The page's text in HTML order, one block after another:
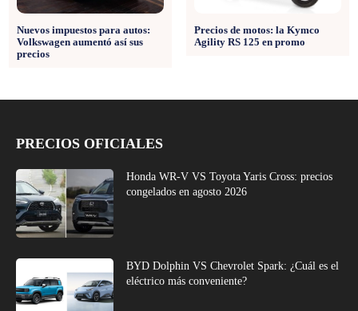
Nuevos impuestos para autos:
Volkswagen aumentó así sus
precios
Precios de motos: la Kymco
Agility RS 125 en promo
PRECIOS OFICIALES
Honda WR-V VS Toyota Yaris Cross: precios
congelados en agosto 2026
BYD Dolphin VS Chevrolet Spark: ¿Cuál es el
eléctrico más conveniente?